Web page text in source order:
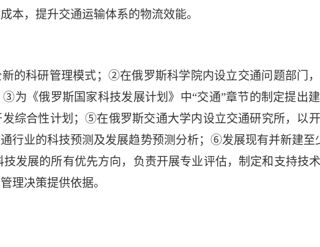
本，提升交通运输体系的物流效能。
的科研管理模式； ②在俄罗斯科学院内设立交通问题部门
③为《俄罗斯国家科技发展计划》中“交通”章节的制定提出建
综合性计划； ⑤在俄罗斯交通大学内设立交通研究所，以
行业的科技预测及发展趋势预测分析； ⑥发展现有并新建至
发展的所有优先方向，负责开展专业评估，制定和支持技
理决策提供依据。